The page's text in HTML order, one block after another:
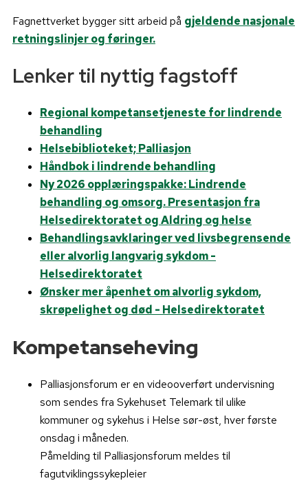
Fagnettverket bygger sitt arbeid på gjeldende nasjonale
retningslinjer og føringer.
Lenker til nyttig fagstoff
Regional kompetansetjeneste for lindrende
behandling
Helsebiblioteket; Palliasjon
Håndbok i lindrende behandling
Ny 2026 opplæringspakke: Lindrende
behandling og omsorg. Presentasjon fra
Helsedirektoratet og Aldring og helse
Behandlingsavklaringer ved livsbegrensende
eller alvorlig langvarig sykdom -
Helsedirektoratet
Ønsker mer åpenhet om alvorlig sykdom,
skrøpelighet og død - Helsedirektoratet
Kompetanseheving
Palliasjonsforum er en videooverført undervisning
som sendes fra Sykehuset Telemark til ulike
kommuner og sykehus i Helse sør-øst, hver første
onsdag i måneden.
Påmelding til Palliasjonsforum meldes til
fagutviklingssykepleier